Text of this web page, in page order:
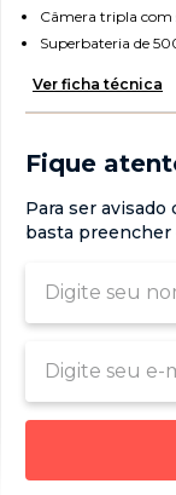
7º moto g35
9º
10
Câmera tripla com
Superbateria de
Ver ficha técnica
Fique
Para ser
basta preencher